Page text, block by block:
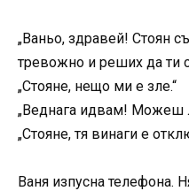
„Ваньо, здравей! Стоян
тревожно и реших да ти
„Стояне, нещо ми е зле.“
„Веднага идвам! Можеш
„Стояне, тя винаги е
Ваня изпусна телефона.